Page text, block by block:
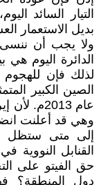
التيار السائد
بديل الاستعمار
ولا يجب أن ننسى
الدائرة اليوم
لذلك فإن
الصين الكبير
عام
وهي قد أعلنت
إلى متى ستظل
القنابل النووية
حق الفيتو على
دول المنطقة؟